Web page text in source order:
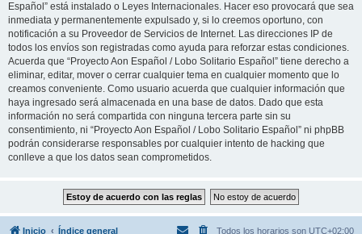
Español” está instalado o Leyes Internacionales. Hacer eso provocará que sea
inmediata y permanentemente expulsado y, si lo creemos oportuno, con
notificación a su Proveedor de Servicios de Internet. Las direcciones IP de
todos los envíos son registradas como ayuda para reforzar estas condiciones.
Acuerda que “Proyecto Aon Español / Lobo Solitario Español” tiene derecho a
eliminar, editar, mover o cerrar cualquier tema en cualquier momento que lo
creamos conveniente. Como usuario acuerda que cualquier información que
haya ingresado será almacenada en una base de datos. Dado que esta
información no será compartida con ninguna tercera parte sin su
consentimiento, ni “Proyecto Aon Español / Lobo Solitario Español” ni phpBB
podrán considerarse responsables por cualquier intento de hacking que
conlleve a que los datos sean comprometidos.
Inicio Índice general Todos los horarios son UTC+02:00